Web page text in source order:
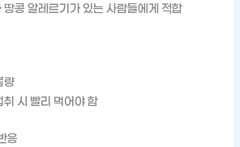
땅콩 알레르기가 있는 사람들에게 적합
량
취 시 빨리 먹어야 함
응